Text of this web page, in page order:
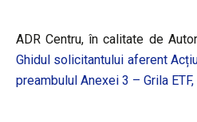
ADR Centru, în calitate de
Ghidul solicitantului aferent
preambulul Anexei 3 – Grila